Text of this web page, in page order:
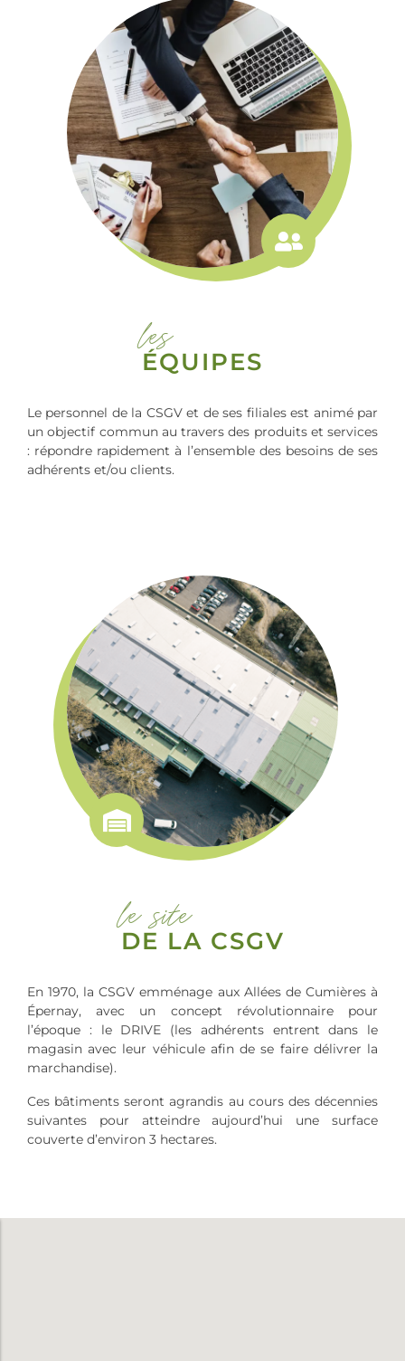
les
ÉQUIPES
Le personnel de la CSGV et de ses filiales est animé par
un objectif commun au travers des produits et services
: répondre rapidement à l’ensemble des besoins de ses
adhérents et/ou clients.
le site
DE LA CSGV
En 1970, la CSGV emménage aux Allées de Cumières à
Épernay, avec un concept révolutionnaire pour
l’époque : le DRIVE (les adhérents entrent dans le
magasin avec leur véhicule afin de se faire délivrer la
marchandise).
Ces bâtiments seront agrandis au cours des décennies
suivantes pour atteindre aujourd’hui une surface
couverte d’environ 3 hectares.